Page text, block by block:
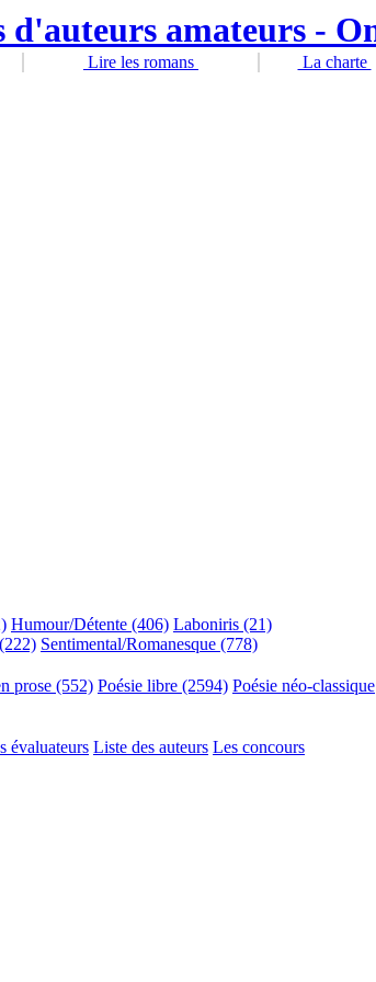
Lire les romans La charte
Humour/Détente (406) Laboniris (21)
Sentimental/Romanesque (778)
prose (552) Poésie libre (2594) Poésie néo-classique
évaluateurs Liste des auteurs Les concours